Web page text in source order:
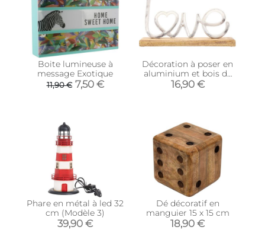
Boite lumineuse à
message Exotique
11,90 € 7,50 €
Décoration à poser en
aluminium et bois de
manguier 32 x 19 cm
(Love)
16,90 €
Phare en métal à led 32
cm (Modèle 3)
39,90 €
Dé décoratif en
manguier 15 x 15 cm
18,90 €